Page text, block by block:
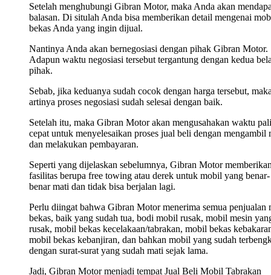
Setelah menghubungi Gibran Motor, maka Anda akan
balasan. Di situlah Anda bisa memberikan detail mengenai
bekas Anda yang ingin dijual.
Nantinya Anda akan bernegosiasi dengan pihak Gibran Motor.
Adapun waktu negosiasi tersebut tergantung dengan kedua
pihak.
Sebab, jika keduanya sudah cocok dengan harga tersebut,
artinya proses negosiasi sudah selesai dengan baik.
Setelah itu, maka Gibran Motor akan mengusahakan waktu
cepat untuk menyelesaikan proses jual beli dengan mengambil
dan melakukan pembayaran.
Seperti yang dijelaskan sebelumnya, Gibran Motor
fasilitas berupa free towing atau derek untuk mobil yang benar-
benar mati dan tidak bisa berjalan lagi.
Perlu diingat bahwa Gibran Motor menerima semua penjualan
bekas, baik yang sudah tua, bodi mobil rusak, mobil mesin
rusak, mobil bekas kecelakaan/tabrakan, mobil bekas
mobil bekas kebanjiran, dan bahkan mobil yang sudah
dengan surat-surat yang sudah mati sejak lama.
Jadi, Gibran Motor menjadi tempat Jual Beli Mobil Tabrakan